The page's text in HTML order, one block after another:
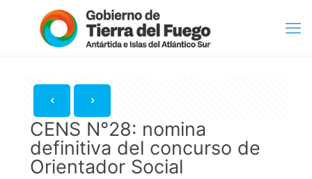
CENS N°28: nomina
definitiva del concurso de
Orientador Social